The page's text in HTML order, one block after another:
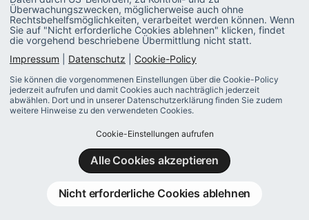
Überwachungszwecken, möglicherweise auch ohne
Rechtsbehelfsmöglichkeiten, verarbeitet werden können. Wenn
Sie auf "Nicht erforderliche Cookies ablehnen" klicken, findet
die vorgehend beschriebene Übermittlung nicht statt.
Impressum
Datenschutz Cookie-Policy
Sie können die vorgenommenen Einstellungen über die Cookie-Policy
jederzeit aufrufen und damit Cookies auch nachträglich jederzeit
abwählen. Dort und in unserer Datenschutzerklärung finden Sie zudem
weitere Hinweise zu den verwendeten Cookies.
Cookie-Einstellungen aufrufen
Alle Cookies akzeptieren
Nicht erforderliche Cookies ablehnen
Die Umlagen U1 und U2 sind ebenfalls an die
Minijobzentrale abzuführen, da diese sich nach dem
Recht der Rentenversicherung richten.
Sowohl die Aufteilung auf verschiedene
Beitragsnachweise als auch die Berechnung und
Abführung der Umlagen waren bei Auslieferung
Die Korrektur hinsichtlich der Trennung der
Beitragsnachweise erfolgte mit dem Jahreswechsel
Support Package.